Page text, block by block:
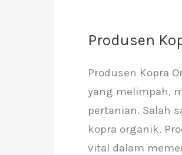
Produsen
Produsen Kopra
yang melimpah,
pertanian. Salah
kopra organik.
vital dalam
Produsen
Organik
di
Indonesia